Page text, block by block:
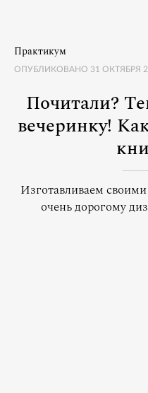
Практикум
ОПУБЛИКОВАНО 31 ОКТЯБРЯ
Почитали?
вечеринку!
Изготавливаем
очень дорогому